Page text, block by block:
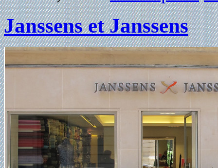
Janssens et Janssens